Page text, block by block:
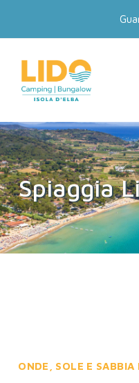
Spiaggia
ONDE, SOLE E SABBIA